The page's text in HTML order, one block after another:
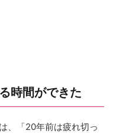
時間ができた
、「20年前は疲れ切っ